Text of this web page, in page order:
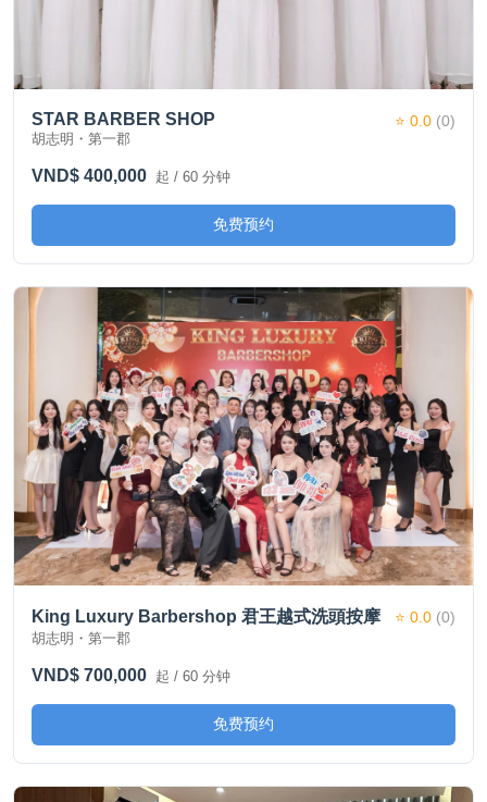
STAR BARBER SHOP
胡志明・第一郡
⭐ 0.0 (0)
VND$ 400,000 起 / 60 分钟
免费预约
King Luxury Barbershop 君王越式洗頭按摩
胡志明・第一郡
⭐ 0.0 (0)
VND$ 700,000 起 / 60 分钟
免费预约